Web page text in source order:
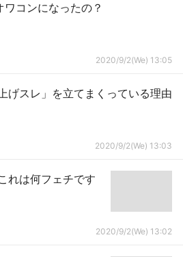
コンになったの？
2020/9/2(We) 13:05
げスレ」を立てまくっている理由
2020/9/2(We) 13:03
れは何フェチです
2020/9/2(We) 13:02